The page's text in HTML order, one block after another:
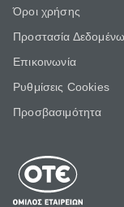
Όροι χρήσης
Προστασία
Επικοινωνία
Ρυθμίσεις Cookies
Προσβασιμότητα